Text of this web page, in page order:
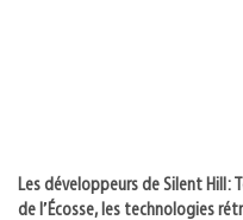
Les développeurs de Silent Hill:
de l’Écosse, les technologies